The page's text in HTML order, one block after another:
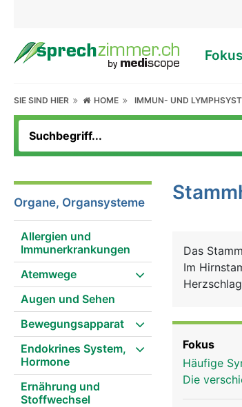
Fokus
SIE SIND HIER HOME IMMUN- UND
Organe, Organsysteme
Allergien und
Immunerkrankungen
Atemwege
Augen und Sehen
Bewegungsapparat
Endokrines System,
Hormone
Ernährung und
Stoffwechsel
Das
Im
Fokus
Häufige
Die